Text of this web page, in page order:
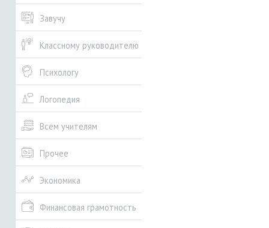
Завучу
Классному руководителю
Психологу
Логопедия
Всем учителям
Прочее
Экономика
Финансовая грамотность